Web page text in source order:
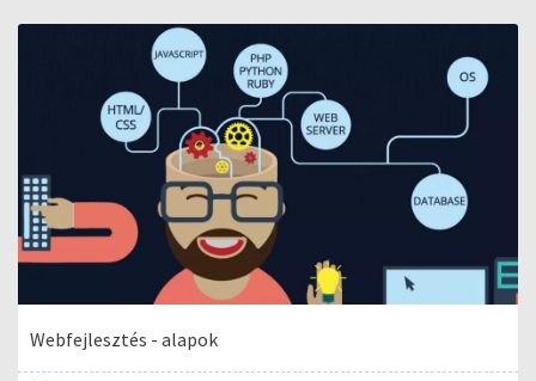
Webfejlesztés - alapok